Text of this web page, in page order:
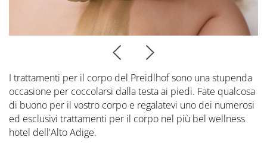
Preferred Hotels & Resorts
Spa & Retreats X2
Wellness Experts
Sauna Tower
Terme
News Blog
Escursioni & esperienze
Last Minute
Contatti
Prospetti
Informazioni Utili
Prenota ora
CONTATTI
Contattateci
I trattamenti per il corpo del Preidlhof sono una stupenda
occasione per coccolarsi dalla testa ai piedi. Fate qualcosa
di buono per il vostro corpo e regalatevi uno dei numerosi
ed esclusivi trattamenti per il corpo nel più bel wellness
hotel dell'Alto Adige.